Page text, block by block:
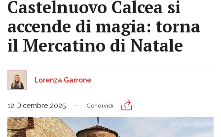
Castelnuovo Calcea si
accende di magia: torna
il Mercatino di Natale
Lorenza Garrone
12 Dicembre 2025 Condividi